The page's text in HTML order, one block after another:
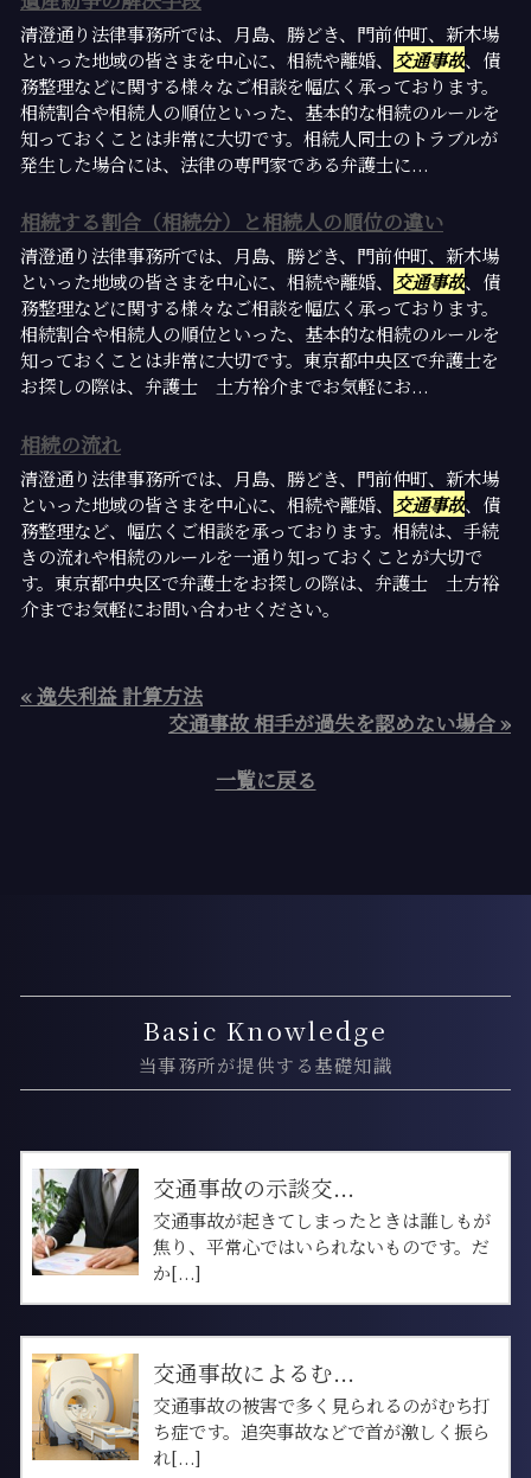
清澄通り法律事務所では、月島、勝どき、門前仲町、新木場
といった地域の皆さまを中心に、相続や離婚、
交通事故、債
務整理などに関する様々なご相談を幅広く承っております。
相続割合や相続人の順位といった、基本的な相続のルールを
知っておくことは非常に大切です。相続人同士のトラブルが
発生した場合には、法律の専門家である弁護士に...
相続する割合（相続分）と相続人の順位の違い
清澄通り法律事務所では、月島、勝どき、門前仲町、新木場
といった地域の皆さまを中心に、相続や離婚、
交通事故、債
務整理などに関する様々なご相談を幅広く承っております。
相続割合や相続人の順位といった、基本的な相続のルールを
知っておくことは非常に大切です。東京都中央区で弁護士を
お探しの際は、弁護士 土方裕介までお気軽にお...
相続の流れ
清澄通り法律事務所では、月島、勝どき、門前仲町、新木場
といった地域の皆さまを中心に、相続や離婚、
交通事故、債
務整理など、幅広くご相談を承っております。相続は、手続
きの流れや相続のルールを一通り知っておくことが大切で
す。東京都中央区で弁護士をお探しの際は、弁護士 土方裕
介までお気軽にお問い合わせください。
« 逸失利益 計算方法
交通事故 相手が過失を認めない場合 »
一覧に戻る
Basic Knowledge
当事務所が提供する基礎知識
交通事故の示談交...
交通事故が起きてしまったときは誰しもが
焦り、平常心ではいられないものです。だ
か[...]
交通事故によるむ...
交通事故の被害で多く見られるのがむち打
ち症です。追突事故などで首が激しく振ら
れ[...]